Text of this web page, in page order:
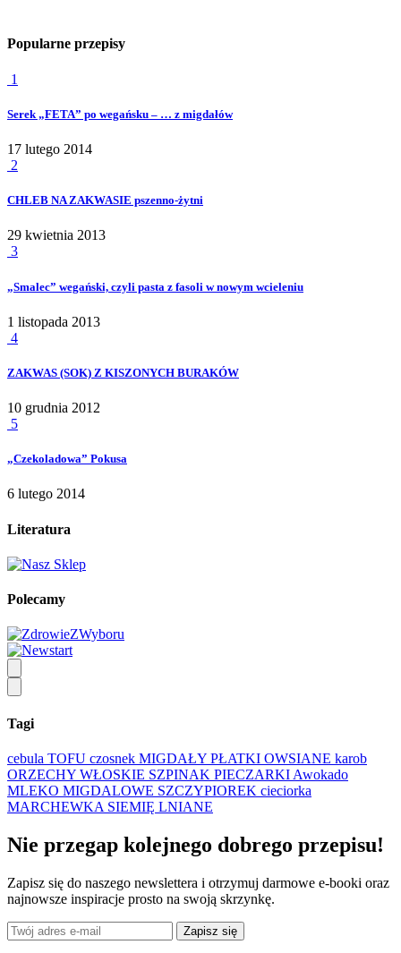
Popularne przepisy
1
Serek „FETA” po wegańsku – … z migdałów
17 lutego 2014
2
CHLEB NA ZAKWASIE pszenno-żytni
29 kwietnia 2013
3
„Smalec” wegański, czyli pasta z fasoli w nowym wcieleniu
1 listopada 2013
4
ZAKWAS (SOK) Z KISZONYCH BURAKÓW
10 grudnia 2012
5
„Czekoladowa” Pokusa
6 lutego 2014
Literatura
Polecamy
Tagi
cebula TOFU czosnek MIGDAŁY PŁATKI OWSIANE karob
ORZECHY WŁOSKIE SZPINAK PIECZARKI Awokado
MLEKO MIGDALOWE SZCZYPIOREK cieciorka
MARCHEWKA SIEMIĘ LNIANE
Nie przegap kolejnego dobrego przepisu!
Zapisz się do naszego newslettera i otrzymuj darmowe e-booki oraz
najnowsze inspiracje prosto na swoją skrzynkę.
Zapisz się